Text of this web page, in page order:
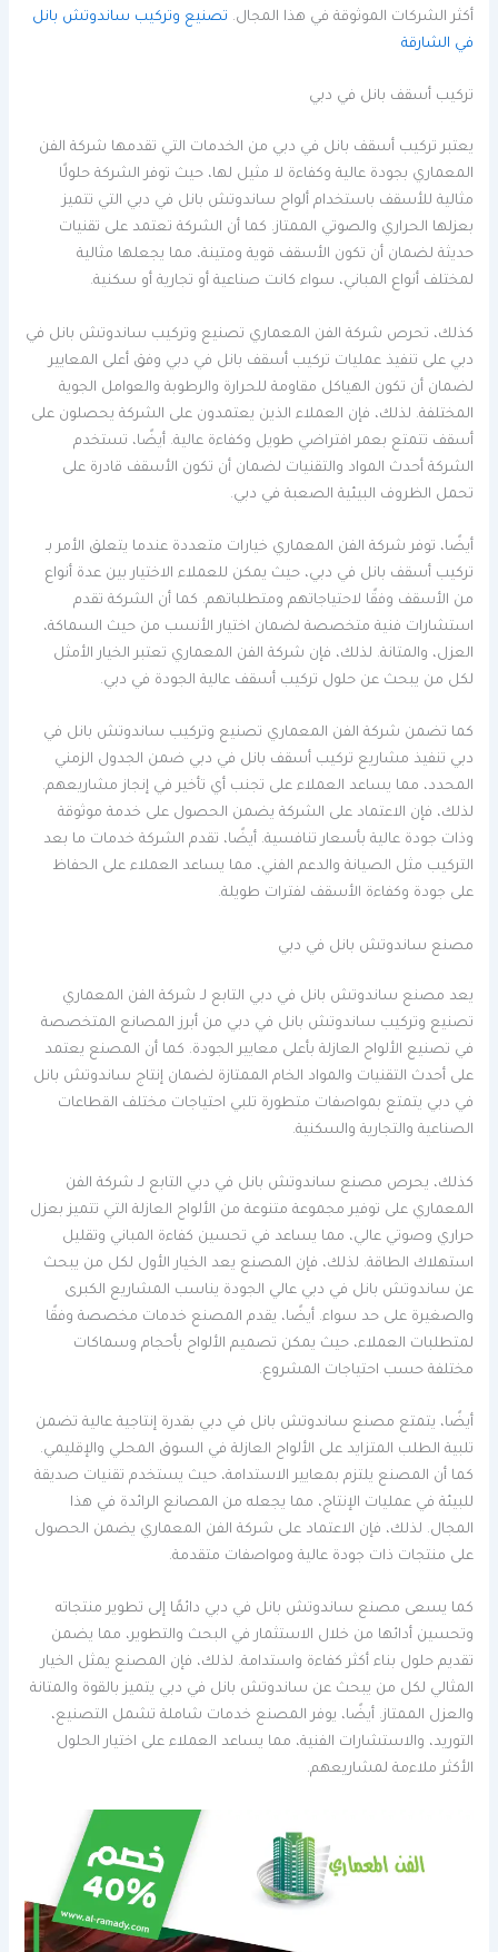
أكثر الشركات الموثوقة في هذا المجال. تصنيع وتركيب ساندوتش بانل
في الشارقة
تركيب أسقف بانل في دبي
يعتبر تركيب أسقف بانل في دبي من الخدمات التي تقدمها شركة الفن
المعماري بجودة عالية وكفاءة لا مثيل لها، حيث توفر الشركة حلولًا
مثالية للأسقف باستخدام ألواح ساندوتش بانل في دبي التي تتميز
بعزلها الحراري والصوتي الممتاز. كما أن الشركة تعتمد على تقنيات
حديثة لضمان أن تكون الأسقف قوية ومتينة، مما يجعلها مثالية
لمختلف أنواع المباني، سواء كانت صناعية أو تجارية أو سكنية.
كذلك، تحرص شركة الفن المعماري تصنيع وتركيب ساندوتش بانل في
دبي على تنفيذ عمليات تركيب أسقف بانل في دبي وفق أعلى المعايير
لضمان أن تكون الهياكل مقاومة للحرارة والرطوبة والعوامل الجوية
المختلفة. لذلك، فإن العملاء الذين يعتمدون على الشركة يحصلون على
أسقف تتمتع بعمر افتراضي طويل وكفاءة عالية. أيضًا، تستخدم
الشركة أحدث المواد والتقنيات لضمان أن تكون الأسقف قادرة على
تحمل الظروف البيئية الصعبة في دبي.
أيضًا، توفر شركة الفن المعماري خيارات متعددة عندما يتعلق الأمر بـ
تركيب أسقف بانل في دبي، حيث يمكن للعملاء الاختيار بين عدة أنواع
من الأسقف وفقًا لاحتياجاتهم ومتطلباتهم. كما أن الشركة تقدم
استشارات فنية متخصصة لضمان اختيار الأنسب من حيث السماكة،
العزل، والمتانة. لذلك، فإن شركة الفن المعماري تعتبر الخيار الأمثل
لكل من يبحث عن حلول تركيب أسقف عالية الجودة في دبي.
كما تضمن شركة الفن المعماري تصنيع وتركيب ساندوتش بانل في
دبي تنفيذ مشاريع تركيب أسقف بانل في دبي ضمن الجدول الزمني
المحدد، مما يساعد العملاء على تجنب أي تأخير في إنجاز مشاريعهم.
لذلك، فإن الاعتماد على الشركة يضمن الحصول على خدمة موثوقة
وذات جودة عالية بأسعار تنافسية. أيضًا، تقدم الشركة خدمات ما بعد
التركيب مثل الصيانة والدعم الفني، مما يساعد العملاء على الحفاظ
على جودة وكفاءة الأسقف لفترات طويلة.
مصنع ساندوتش بانل في دبي
يعد مصنع ساندوتش بانل في دبي التابع لـ شركة الفن المعماري
تصنيع وتركيب ساندوتش بانل في دبي من أبرز المصانع المتخصصة
في تصنيع الألواح العازلة بأعلى معايير الجودة. كما أن المصنع يعتمد
على أحدث التقنيات والمواد الخام الممتازة لضمان إنتاج ساندوتش بانل
في دبي يتمتع بمواصفات متطورة تلبي احتياجات مختلف القطاعات
الصناعية والتجارية والسكنية.
كذلك، يحرص مصنع ساندوتش بانل في دبي التابع لـ شركة الفن
المعماري على توفير مجموعة متنوعة من الألواح العازلة التي تتميز بعزل
حراري وصوتي عالي، مما يساعد في تحسين كفاءة المباني وتقليل
استهلاك الطاقة. لذلك، فإن المصنع يعد الخيار الأول لكل من يبحث
عن ساندوتش بانل في دبي عالي الجودة يناسب المشاريع الكبرى
والصغيرة على حد سواء. أيضًا، يقدم المصنع خدمات مخصصة وفقًا
لمتطلبات العملاء، حيث يمكن تصميم الألواح بأحجام وسماكات
مختلفة حسب احتياجات المشروع.
أيضًا، يتمتع مصنع ساندوتش بانل في دبي بقدرة إنتاجية عالية تضمن
تلبية الطلب المتزايد على الألواح العازلة في السوق المحلي والإقليمي.
كما أن المصنع يلتزم بمعايير الاستدامة، حيث يستخدم تقنيات صديقة
للبيئة في عمليات الإنتاج، مما يجعله من المصانع الرائدة في هذا
المجال. لذلك، فإن الاعتماد على شركة الفن المعماري يضمن الحصول
على منتجات ذات جودة عالية ومواصفات متقدمة.
كما يسعى مصنع ساندوتش بانل في دبي دائمًا إلى تطوير منتجاته
وتحسين أدائها من خلال الاستثمار في البحث والتطوير، مما يضمن
تقديم حلول بناء أكثر كفاءة واستدامة. لذلك، فإن المصنع يمثل الخيار
المثالي لكل من يبحث عن ساندوتش بانل في دبي يتميز بالقوة والمتانة
والعزل الممتاز. أيضًا، يوفر المصنع خدمات شاملة تشمل التصنيع،
التوريد، والاستشارات الفنية، مما يساعد العملاء على اختيار الحلول
الأكثر ملاءمة لمشاريعهم.